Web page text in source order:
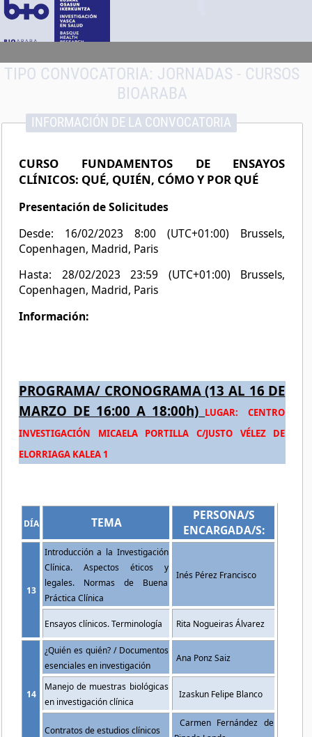
TIPO CONVOCATORIA: JORNADAS - CURSOS
BIOARABA
INFORMACIÓN DE LA CONVOCATORIA
CURSO FUNDAMENTOS DE ENSAYOS
CLÍNICOS: QUÉ, QUIÉN, CÓMO Y POR QUÉ
Presentación de Solicitudes
Desde: 16/02/2023 8:00 (UTC+01:00) Brussels,
Copenhagen, Madrid, Paris
Hasta: 28/02/2023 23:59 (UTC+01:00) Brussels,
Copenhagen, Madrid, Paris
Información:
PROGRAMA/ CRONOGRAMA (13 AL 16 DE
MARZO DE 16:00 A 18:00h) LUGAR:
CENTRO
INVESTIGACIÓN MICAELA PORTILLA C/JUSTO VÉLEZ DE
ELORRIAGA KALEA 1
DÍA TEMA
PERSONA/S
ENCARGADA/S:
13
Introducción a la Investigación
Clínica. Aspectos éticos y
legales. Normas de Buena
Práctica Clínica
Inés Pérez Francisco
Ensayos clínicos. Terminología Rita Nogueiras Álvarez
14
¿Quién es quién? / Documentos
esenciales en investigación
Ana Ponz Saiz
Manejo de muestras biológicas
en investigación clínica
Izaskun Felipe Blanco
Contratos de estudios clínicos
Carmen Fernández de